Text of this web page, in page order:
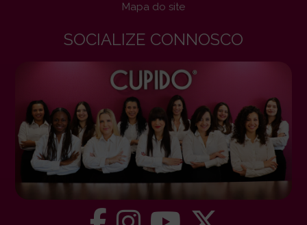
Mapa do site
SOCIALIZE CONNOSCO